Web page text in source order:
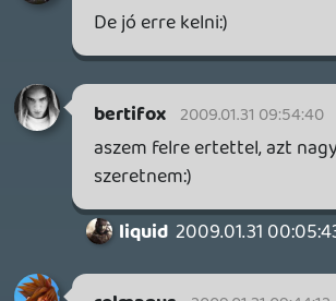
rolmanus 2009.01.30 22:40:02
Én ezért tartom hihetetlenül nagyra
macewindu74 2009.01.30 22:35:02
2009.01.30 22:35:30
*magába
bertifox 2009.01.30 22:35:08
bertifox